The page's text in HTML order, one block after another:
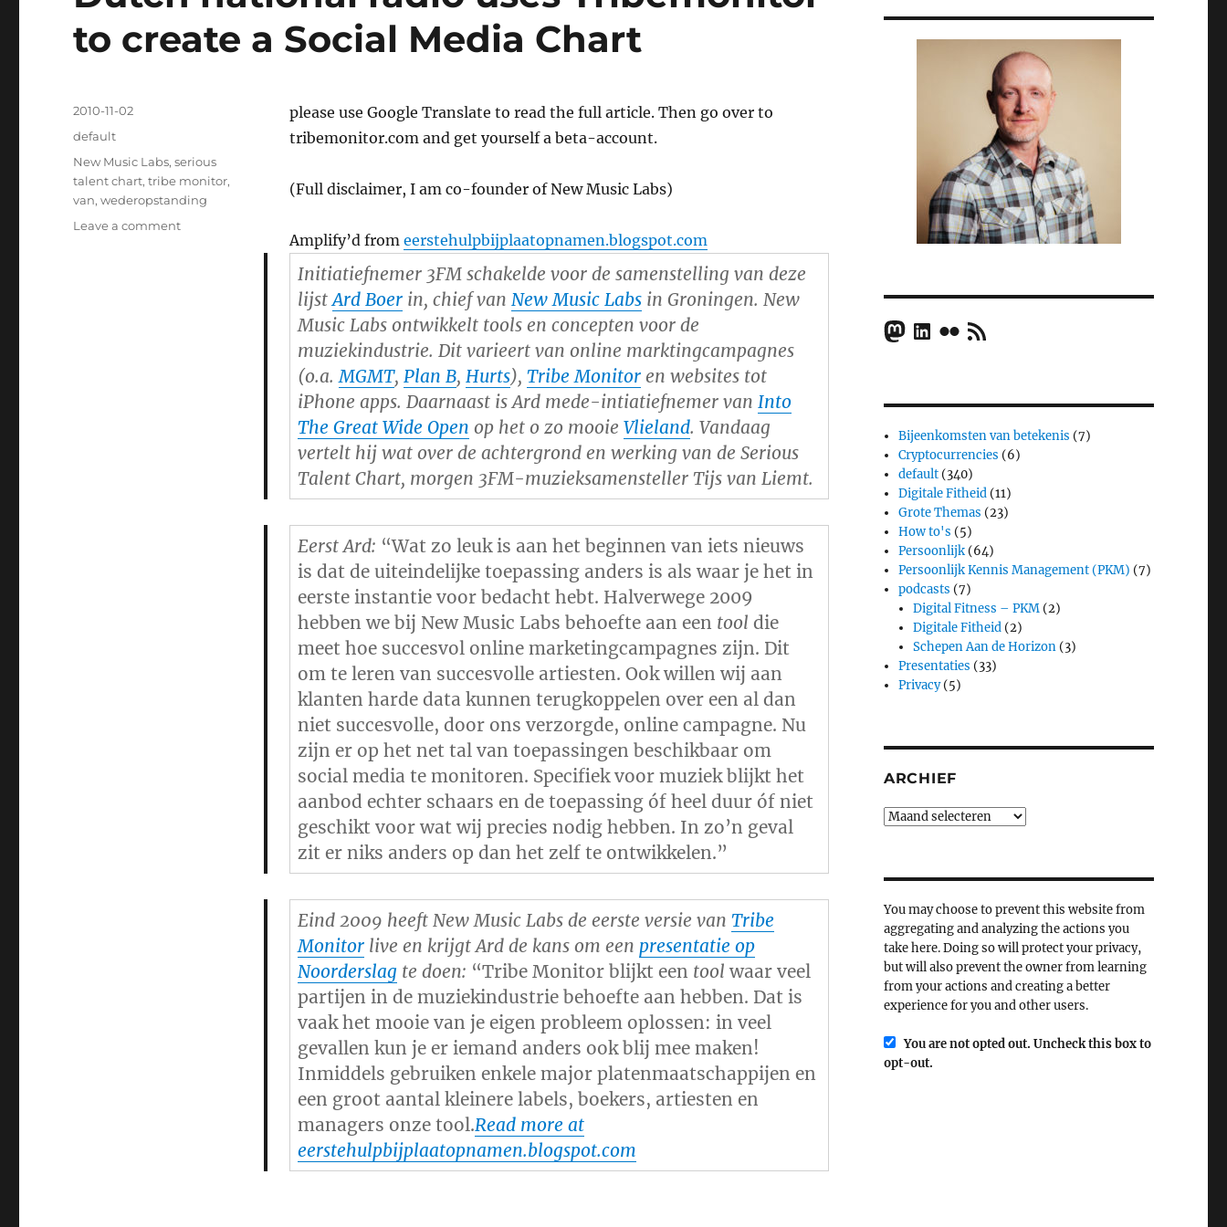
to create a Social Media Chart
please use Google Translate to read the full article. Then go over to
tribemonitor.com and get yourself a beta-account.
(Full disclaimer, I am co-founder of New Music Labs)
Amplify’d from eerstehulpbijplaatopnamen.blogspot.com
Initiatiefnemer 3FM schakelde voor de samenstelling van deze
lijstArd Boer in,chiefvanNew Music Labs in Groningen. New
Music Labs ontwikkelt tools en concepten voor de
muziekindustrie. Dit varieert van online marktingcampagnes
(o.a.MGMT,Plan B,Hurts),Tribe Monitor en websites tot
iPhone apps. Daarnaast is Ard mede-intiatiefnemer vanInto
The Great Wide Open op het o zo mooieVlieland. Vandaag
vertelt hij wat over de achtergrond en werking van de Serious
Talent Chart, morgen 3FM-muzieksamensteller Tijs van Liemt.
Eerst Ard: “Wat zo leuk is aan het beginnen van iets nieuws
is dat de uiteindelijke toepassing anders is als waar je het in
eerste instantie voor bedacht hebt. Halverwege 2009
hebben we bij New Music Labs behoefte aan een tooldie
meet hoe succesvol online marketingcampagnes zijn. Dit
om te leren van succesvolle artiesten. Ook willen wij aan
klanten harde data kunnen terugkoppelen over een al dan
niet succesvolle, door ons verzorgde, online campagne. Nu
zijn er op het net tal van toepassingen beschikbaar om
social media te monitoren. Specifiek voor muziek blijkt het
aanbod echter schaars en de toepassing óf heel duur óf niet
geschikt voor wat wij precies nodig hebben. In zo’n geval
zit er niks anders op dan het zelf te ontwikkelen.”
Eind 2009 heeft New Music Labs de eerste versie vanTribe
Monitor live en krijgt Ard de kans om een presentatie op
Noorderslag te doen: “Tribe Monitor blijkt een toolwaar veel
partijen in de muziekindustrie behoefte aan hebben. Dat is
vaak het mooie van je eigen probleem oplossen: in veel
gevallen kun je er iemand anders ook blij mee maken!
Inmiddels gebruiken enkele major platenmaatschappijen en
een groot aantal kleinere labels, boekers, artiesten en
managers onze tool.Read more at
eerstehulpbijplaatopnamen.blogspot.com
Posted
on
2010-11-02
Categories
default
Tags
New Music Labs,serious
talent chart,tribe monitor,
van,wederopstanding
Leave a comment
Mastodon
LinkedIn
FlickrRSS Feed
Bijeenkomsten van betekenis (7)
Cryptocurrencies (6)
default (340)
Digitale Fitheid (11)
Grote Themas (23)
How to's (5)
Persoonlijk (64)
Persoonlijk Kennis Management (PKM) (7)
podcasts (7)
Digital Fitness – PKM (2)
Digitale Fitheid (2)
Schepen Aan de Horizon (3)
Presentaties (33)
Privacy(5)
ARCHIEF
Archief
You may choose to prevent this website from
aggregating and analyzing the actions you
take here. Doing so will protect your privacy,
but will also prevent the owner from learning
from your actions and creating a better
experience for you and other users.
You are not opted out. Uncheck this box to
opt-out.